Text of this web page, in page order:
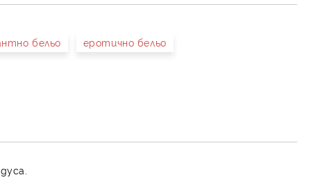
бельо еротично бельо